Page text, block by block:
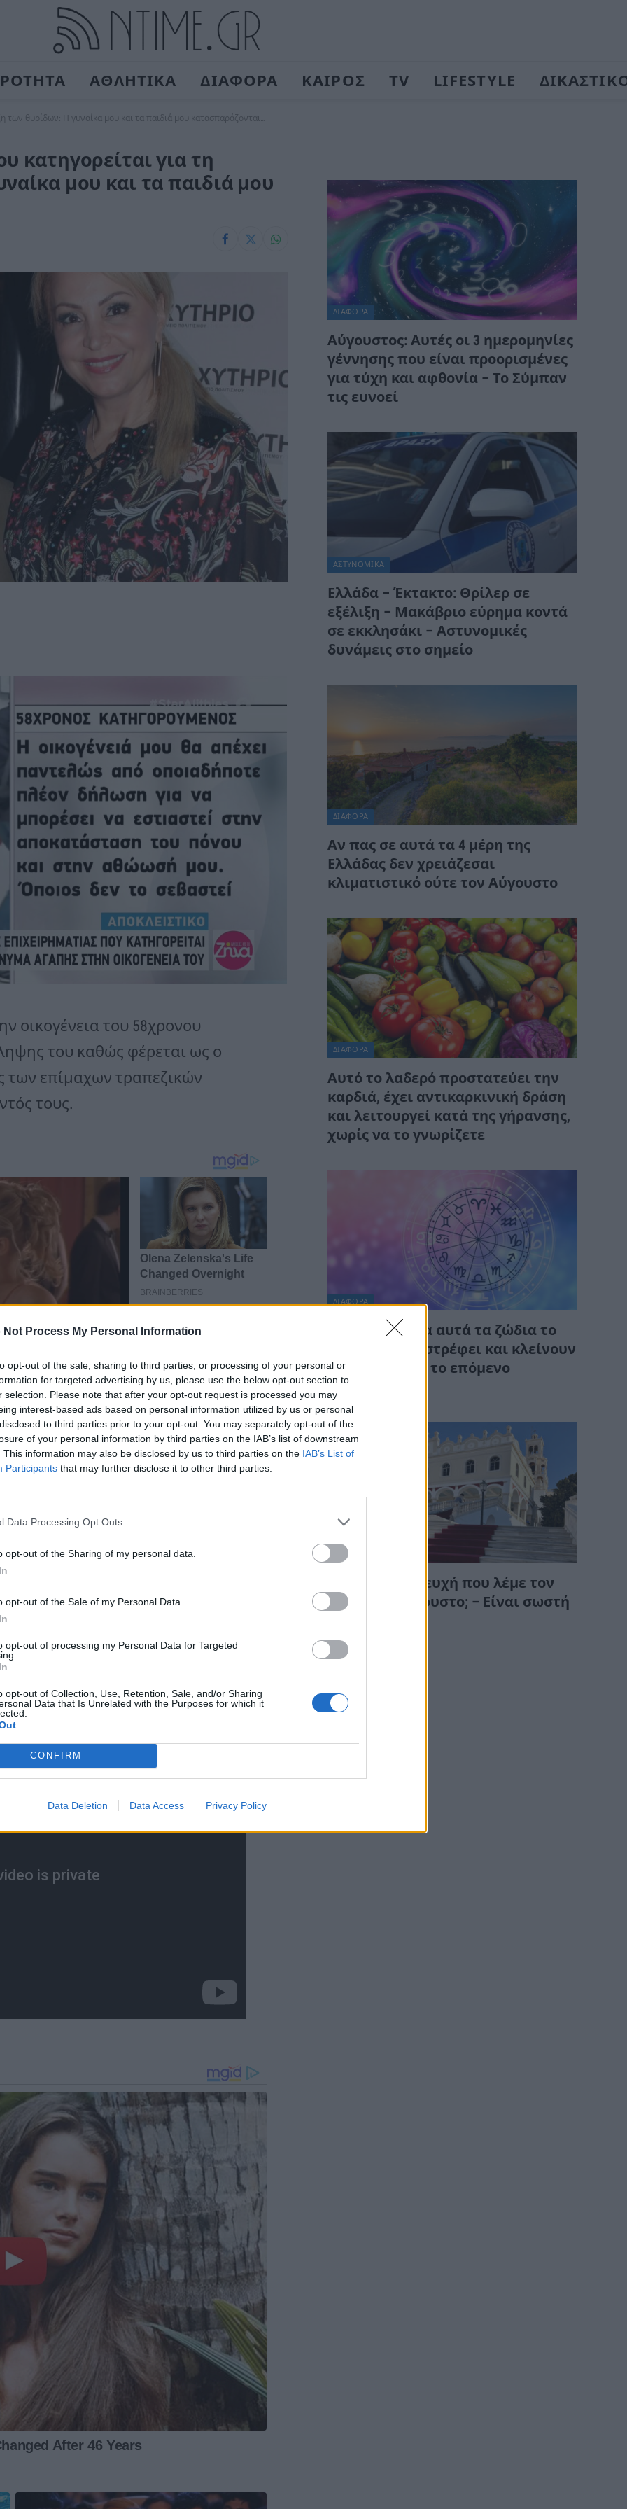
Not Process My Personal Information
opt-out of the sale, sharing to third parties, or processing of your personal or
for targeted advertising by us, please use the below opt-out section to
selection. Please note that after your opt-out request is processed you may
interest-based ads based on personal information utilized by us or personal
to third parties prior to your opt-out. You may separately opt-out of the
of your personal information by third parties on the IAB’s list of downstream
This information may also be disclosed by us to third parties on the IAB’s List of
Participants that may further disclose it to other third parties.
Data Processing Opt Outs
opt-out of the Sharing of my personal data.
opt-out of the Sale of my Personal Data.
opt-out of processing my Personal Data for Targeted
opt-out of Collection, Use, Retention, Sale, and/or Sharing
Data that Is Unrelated with the Purposes for which it
CONFIRM
Data Deletion Data Access Privacy Policy
ΑΘΛΗΤΙΚΑ ΔΙΑΦΟΡΑ ΚΑΙΡΟΣ TV LIFESTYLE
των θυρίδων: Η γυναίκα μου και τα παιδιά μου κατασπαράζονται…
κατηγορείται για τη
μου και τα παιδιά μου
οικογένεια του 58χρονου
του καθώς φέρεται ως ο
των επίμαχων τραπεζικών
τους.
μιλώντας αποκλειστικά στην
πως η οικογένεια του δεν
ο ίδιος και σύντομα θα
τη δύσκολη στιγμή που
να αφήσουν όλοι τη Δικαιοσύνη
προσπαθεί κανείς να σχολιάσει
ΔΙΆΦΟΡΑ
Αύγουστος: Αυτές οι 3 ημερομηνίες
γέννησης που είναι προορισμένες
για τύχη και αφθονία – Το Σύμπαν
τις ευνοεί
ΑΣΤΥΝΟΜΙΚΑ
Ελλάδα – Έκτακτο: Θρίλερ σε
εξέλιξη – Μακάβριο εύρημα κοντά
σε εκκλησάκι – Αστυνομικές
δυνάμεις στο σημείο
ΔΙΆΦΟΡΑ
Αν πας σε αυτά τα 4 μέρη της
Ελλάδας δεν χρειάζεσαι
κλιματιστικό ούτε τον Αύγουστο
ΔΙΆΦΟΡΑ
Αυτό το λαδερό προστατεύει την
καρδιά, έχει αντικαρκινική δράση
και λειτουργεί κατά της γήρανσης,
χωρίς να το γνωρίζετε
ΔΙΆΦΟΡΑ
Αύγουστος: Για αυτά τα ζώδια το
παρελθόν επιστρέφει και κλείνουν
παλιοί κύκλοι το επόμενο
διάστημα
ΔΙΆΦΟΡΑ
Τι σημαίνει η ευχή που λέμε τον
Δεκαπενταύγουστο; – Είναι σωστή